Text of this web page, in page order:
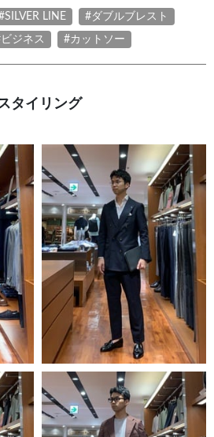
LINE #ダブルブレスト
ジネス #カットソー
タイリング